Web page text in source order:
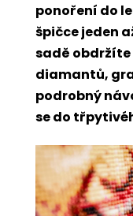
ponoření do
špičce jeden
sadě
diamantů,
podrobný
se do